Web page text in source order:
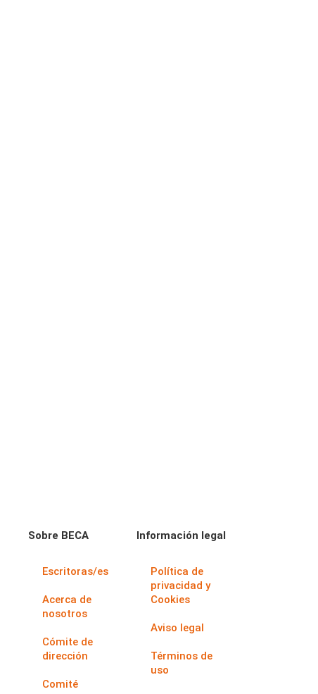
Sobre BECA
Escritoras/es
Acerca de
nosotros
Cómite de
dirección
Comité
Información legal
Política de
privacidad y
Cookies
Aviso legal
Términos de
uso